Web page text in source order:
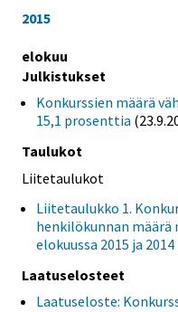
2015
elokuu
Julkistukset
Konkurssien määrä
15,1 prosenttia
Taulukot
Liitetaulukot
Liitetaulukko 1.
henkilökunnan määrä
elokuussa 2015 ja 2014
Laatuselosteet
Laatuseloste: